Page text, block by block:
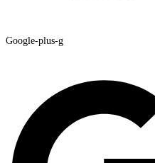
Google-plus-g